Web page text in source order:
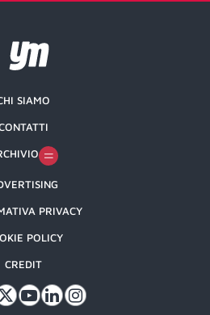
SIAMO
PRIVACY
POLICY
CREDIT